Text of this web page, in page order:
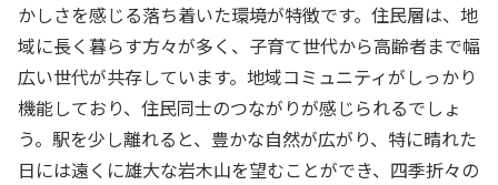
かしさを感じる落ち着いた環境が特徴です。住民層は、地
域に長く暮らす方々が多く、子育て世代から高齢者まで幅
広い世代が共存しています。地域コミュニティがしっかり
機能しており、住民同士のつながりが感じられるでしょ
う。駅を少し離れると、豊かな自然が広がり、特に晴れた
日には遠くに雄大な岩木山を望むことができ、四季折々の